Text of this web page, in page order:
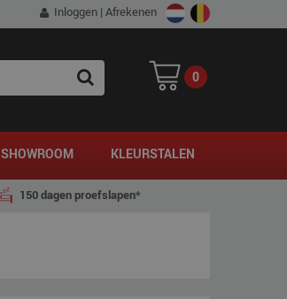
Inloggen | Afrekenen
0
SEARCH
SHOWROOM KLEURSTALEN
150 dagen proefslapen*